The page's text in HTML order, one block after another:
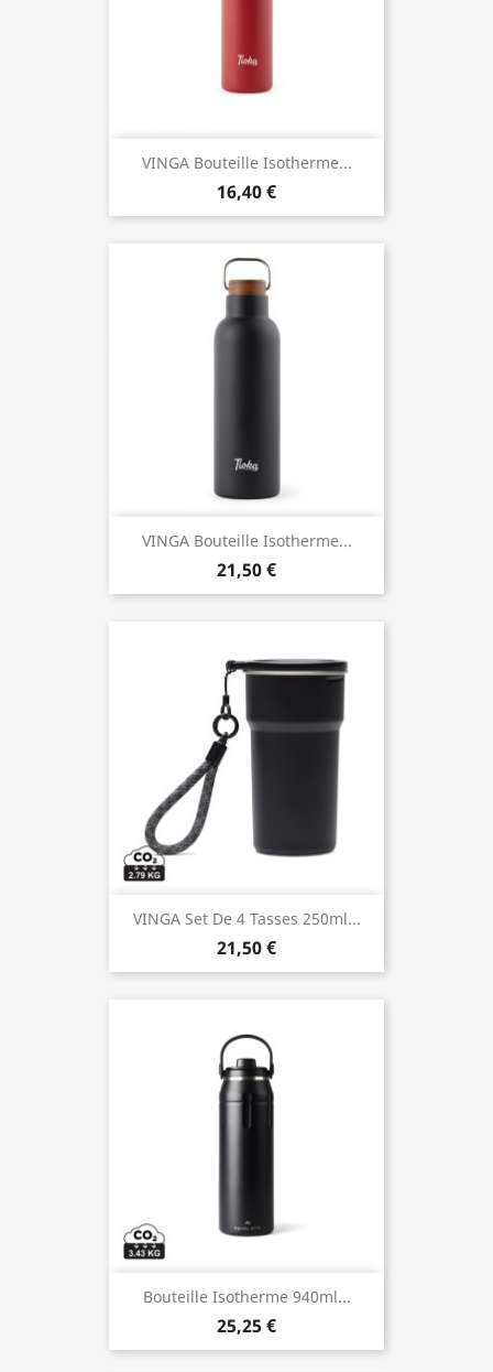
VINGA Bouteille Isotherme...
16,40 €
VINGA Bouteille Isotherme...
21,50 €
VINGA Set De 4 Tasses 250ml...
21,50 €
Bouteille Isotherme 940ml...
25,25 €